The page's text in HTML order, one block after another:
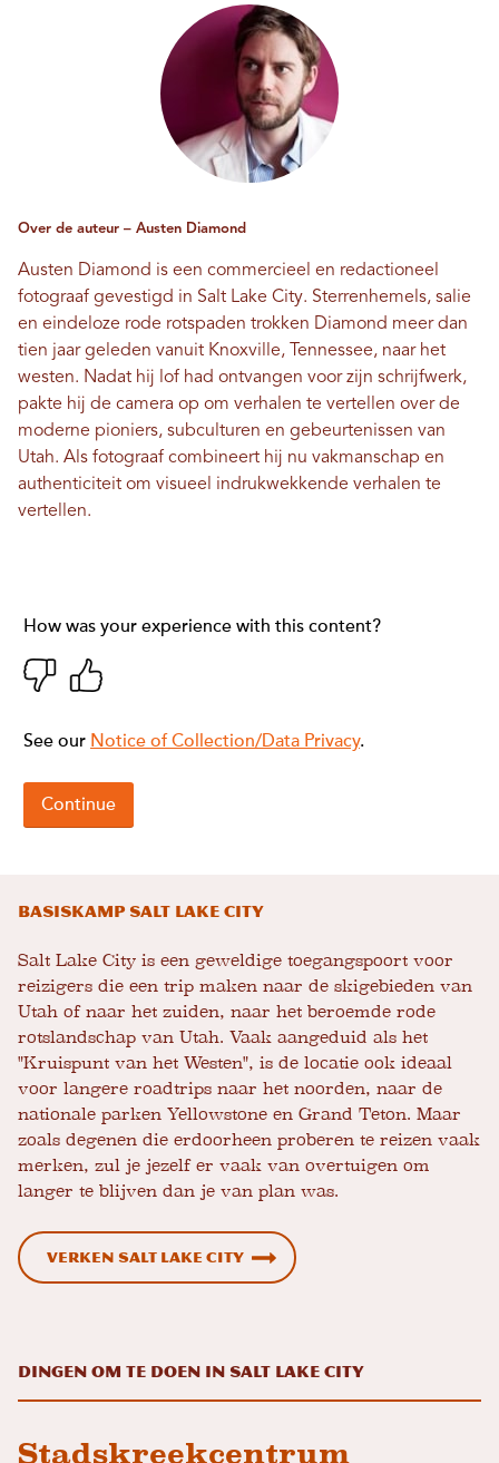
Over de auteur – Austen Diamond
Austen Diamond is een commercieel en redactioneel
fotograaf gevestigd in Salt Lake City. Sterrenhemels, salie
en eindeloze rode rotspaden trokken Diamond meer dan
tien jaar geleden vanuit Knoxville, Tennessee, naar het
westen. Nadat hij lof had ontvangen voor zijn schrijfwerk,
pakte hij de camera op om verhalen te vertellen over de
moderne pioniers, subculturen en gebeurtenissen van
Utah. Als fotograaf combineert hij nu vakmanschap en
authenticiteit om visueel indrukwekkende verhalen te
vertellen.
Basiskamp Salt Lake City
Salt Lake City is een geweldige toegangspoort voor
reizigers die een trip maken naar de skigebieden van
Utah of naar het zuiden, naar het beroemde rode
rotslandschap van Utah. Vaak aangeduid als het
"Kruispunt van het Westen", is de locatie ook ideaal
voor langere roadtrips naar het noorden, naar de
nationale parken Yellowstone en Grand Teton. Maar
zoals degenen die erdoorheen proberen te reizen vaak
merken, zul je jezelf er vaak van overtuigen om
langer te blijven dan je van plan was.
Verken Salt Lake City
Dingen om te doen in Salt Lake City
Stadskreekcentrum